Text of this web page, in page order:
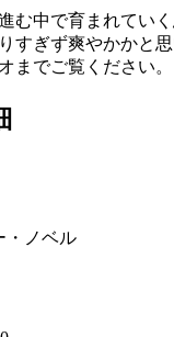
む中で育まれてい
すぎず爽やかかと思
までご覧ください。
・ノベル